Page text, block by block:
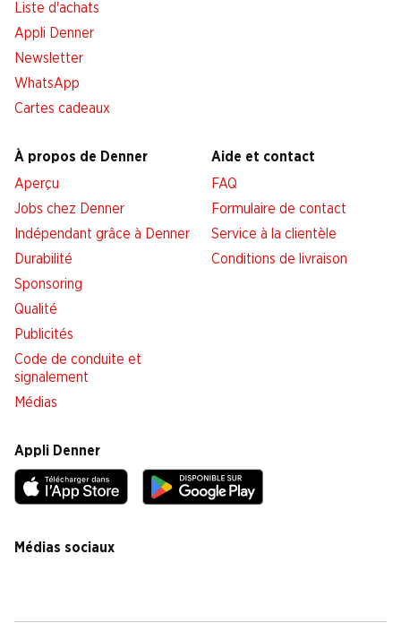
Liste d'achats
Appli Denner
Newsletter
WhatsApp
Cartes cadeaux
À propos de Denner
Aperçu
Jobs chez Denner
Indépendant grâce à Denner
Durabilité
Sponsoring
Qualité
Publicités
Code de conduite et
signalement
Médias
Aide et contact
FAQ
Formulaire de contact
Service à la clientèle
Conditions de livraison
Appli Denner
Médias sociaux